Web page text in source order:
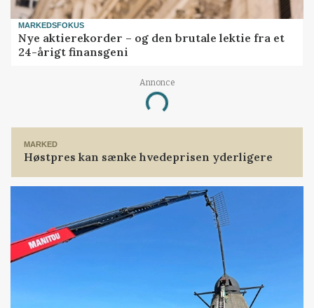
MARKEDSFOKUS
Nye aktierekorder – og den brutale lektie fra et
24-årigt finansgeni
Annonce
Loading...
MARKED
Høstpres kan sænke hvedeprisen yderligere